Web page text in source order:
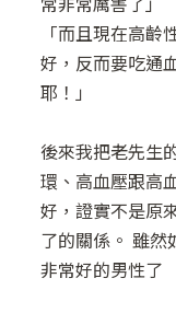
「而且現在高
好，反而要吃通
耶！」
後來我把老先生
環、高血壓跟高
好，證實不是原
了的關係。 雖然
非常好的男性了